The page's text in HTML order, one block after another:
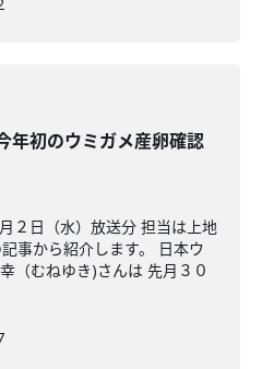
年初のウミガメ産卵確認
２日（水）放送分 担当は上地
事から紹介します。 日本ウ
（むねゆき)さんは 先月３０